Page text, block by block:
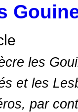
les
et les
par